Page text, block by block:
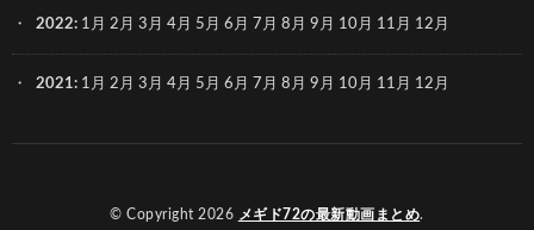
2022: 1月 2月 3月 4月 5月 6月 7月 8月 9月 10月 11月 12月
2021: 1月 2月 3月 4月 5月 6月 7月 8月 9月 10月 11月 12月
© Copyright 2026 メギド72の最新動画まとめ.